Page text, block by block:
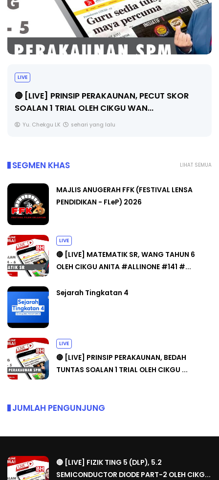
TRANSFORMASI DIGITAL GURU SIRI 7 :
PAHLAWAN DIGITAL PENYELAMAT DUNIA
Unknown 5 hari yang lalu
LIHAT SEMUA
SEGMEN KHAS
MAJLIS ANUGERAH FFK (FESTIVAL LENSA
PENDIDIKAN - FLeP) 2026
LIVE
🔴 [LIVE] MATEMATIK SR, WANG TAHUN 6
OLEH CIKGU ANITA #ALLINONE #141 #...
Sejarah Tingkatan 4
LIVE
🔴 [LIVE] PRINSIP PERAKAUNAN, BEDAH
TUNTAS SOALAN 1 TRIAL OLEH CIKGU ...
JUMLAH PENGUNJUNG
🔴 [LIVE] FIZIK TING 5 (DLP), 5.2
SEMICONDUCTOR DIODE PART-2 OLEH CIKG...